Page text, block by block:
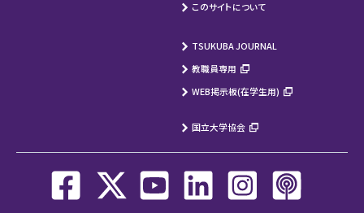
このサイトについて
TSUKUBA JOURNAL
教職員専用
WEB掲示板(在学生用)
国立大学協会